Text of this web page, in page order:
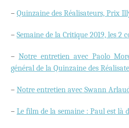
– Quinzaine des Réalisateurs, Prix
– Semaine de la Critique 2019, les 2
– Notre entretien avec Paolo
général de la Quinzaine des
– Notre entretien avec Swann
– Le film de la semaine : Paul est là